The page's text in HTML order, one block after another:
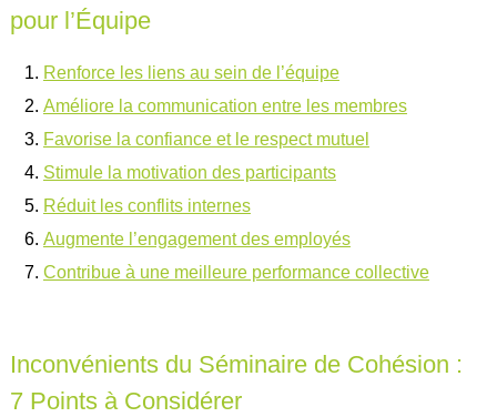
pour l’Équipe
Renforce les liens au sein de l’équipe
Améliore la communication entre les membres
Favorise la confiance et le respect mutuel
Stimule la motivation des participants
Réduit les conflits internes
Augmente l’engagement des employés
Contribue à une meilleure performance collective
Inconvénients du Séminaire de Cohésion :
7 Points à Considérer